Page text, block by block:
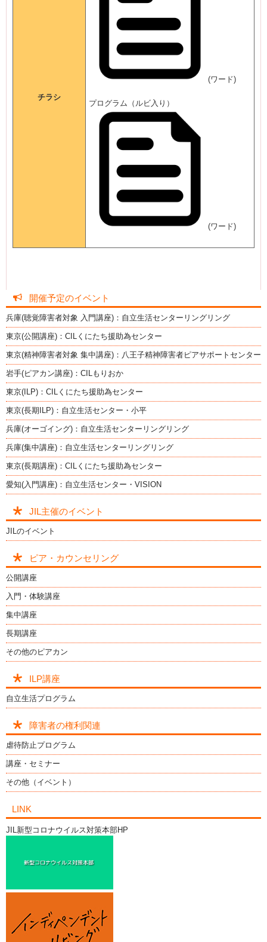
チラシ
(ワード)
プログラム（ルビ入り）
(ワード)
開催予定のイベント
兵庫(聴覚障害者対象 入門講座)：自立生活センターリングリング
東京(公開講座)：CILくにたち援助為センター
東京(精神障害者対象 集中講座)：八王子精神障害者ピアサポートセンター
岩手(ピアカン講座)：CILもりおか
東京(ILP)：CILくにたち援助為センター
東京(長期ILP)：自立生活センター・小平
兵庫(オーゴイング)：自立生活センターリングリング
兵庫(集中講座)：自立生活センターリングリング
東京(長期講座)：CILくにたち援助為センター
愛知(入門講座)：自立生活センター・VISION
JIL主催のイベント
JILのイベント
ピア・カウンセリング
公開講座
入門・体験講座
集中講座
長期講座
その他のピアカン
ILP講座
自立生活プログラム
障害者の権利関連
虐待防止プログラム
講座・セミナー
その他（イベント）
LINK
JIL新型コロナウイルス対策本部HP